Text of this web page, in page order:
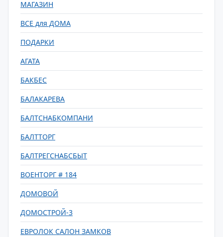
МАГАЗИН
ВСЕ для ДОМА
ПОДАРКИ
АГАТА
БАКБЕС
БАЛАКАРЕВА
БАЛТСНАБКОМПАНИ
БАЛТТОРГ
БАЛТРЕГСНАБСБЫТ
ВОЕНТОРГ # 184
ДОМОВОЙ
ДОМОСТРОЙ-3
ЕВРОЛОК САЛОН ЗАМКОВ